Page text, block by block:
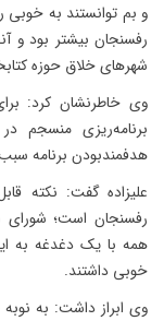
و بم توانستند به خوبی
رفسنجان بیشتر بود و
شهرهای خلاق حوزه
وی خاطرنشان کرد:
برنامه‌ریزی منسجم
هدفمندبودن برنامه
علیزاده گفت: نکته
رفسنجان است؛ شورای
همه با یک دغدغه به
خوبی داشتند.
وی ابراز داشت: به